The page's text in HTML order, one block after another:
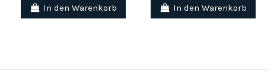
In den Warenkorb In den Warenkorb